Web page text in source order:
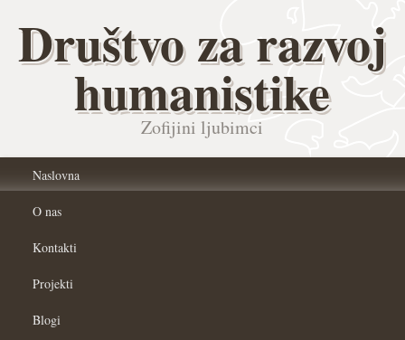
Društvo za razvoj
humanistike
Zofijini ljubimci
Naslovna
O nas
Kontakti
Projekti
Blogi